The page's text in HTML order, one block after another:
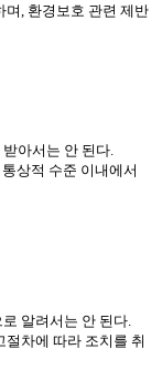
며, 환경보호 관련 제반
아서는 안 된다.
상적 수준 이내에서
알려서는 안 된다.
차에 따라 조치를 취